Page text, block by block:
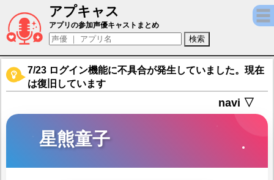
アプキャス
星熊童子（声優：大橋彩香)【放置少女?百花
アプリの参加声優キャストまとめ
7/23 ログイン機能に不具合が発生していました。現在
は復旧しています
navi ▽
星熊童子